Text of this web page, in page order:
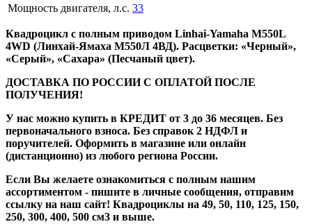
Мощность двигателя, л.с. 33
Квадроцикл с полным приводом Linhai-Yamaha M550L
4WD (Линхай-Ямаха М550Л 4ВД). Расцветки: «Черный»,
«Серый», «Сахара» (Песчаный цвет).
ДОСТАВКА ПО РОССИИ С ОПЛАТОЙ ПОСЛЕ
ПОЛУЧЕНИЯ!
У нас можно купить в КРЕДИТ от 3 до 36 месяцев. Без
первоначального взноса. Без справок 2 НДФЛ и
поручителей. Оформить в магазине или онлайн
(дистанционно) из любого региона России.
Если Вы желаете ознакомиться с полным нашим
ассортиментом - пишите в личные сообщения, отправим
ссылку на наш сайт! Квадроциклы на 49, 50, 110, 125, 150,
250, 300, 400, 500 см3 и выше.